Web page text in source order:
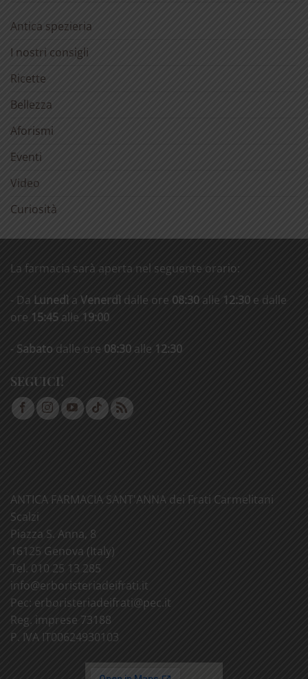
Antica spezieria
I nostri consigli
Ricette
Bellezza
Aforismi
Eventi
Video
Curiosità
La farmacia sarà aperta nel seguente orario:
- Da Lunedì a Venerdì dalle ore 08:30 alle 12:30 e dalle
ore 15:45 alle 19:00
- Sabato dalle ore 08:30 alle 12:30
SEGUICI!
ANTICA FARMACIA SANT'ANNA dei Frati Carmelitani
Scalzi
Piazza S. Anna, 8
16125 Genova (Italy)
Tel. 010 25 13 285
info@erboristeriadeifrati.it
Pec: erboristeriadeifrati@pec.it
Reg. imprese 73188
P. IVA IT00624930103